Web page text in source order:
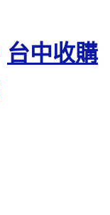
台中收購